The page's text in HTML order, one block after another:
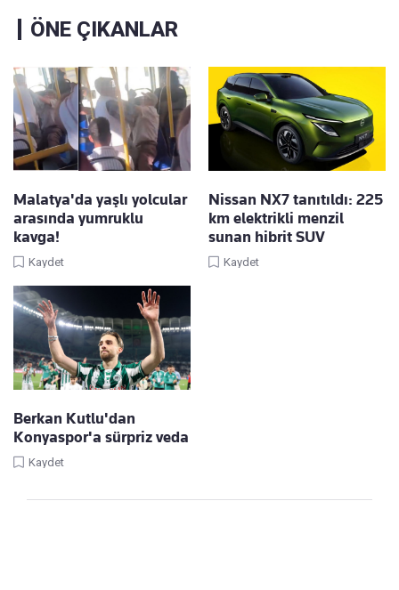
ÖNE ÇIKANLAR
Malatya'da yaşlı yolcular
arasında yumruklu
kavga!
Kaydet
Nissan NX7 tanıtıldı: 225
km elektrikli menzil
sunan hibrit SUV
Kaydet
Berkan Kutlu'dan
Konyaspor'a sürpriz veda
Kaydet